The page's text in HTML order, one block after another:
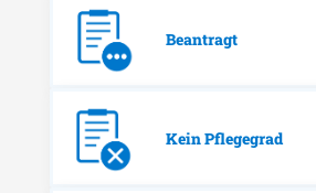
Beantragt
Kein Pflegegrad